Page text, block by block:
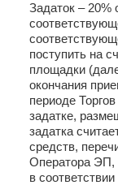
Задаток – 20%
поступить на
площадки
окончания
периоде
задатке,
задатка
средств,
Оператора ЭП,
в